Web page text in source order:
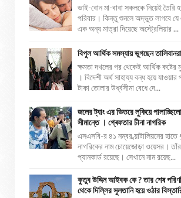
ভাই-বোন মা-বাবা সকলকে নিয়েই তৈরি
পরিবার। কিন্তু শুনলে অদ্ভুত লাগবে
এক অন্য মাত্রা দিয়েছে অস্ট্রেলিয়ার ...
বিপুল আর্থিক সমস্যায় ভুগছেন তালিবানরা
ক্ষমতা দখলের পর থেকেই আর্থিক কষ্টের
। বিদেশী অর্থ সাহায্য বন্ধ হয়ে
টাকা তোলার উর্ধ্বসীমা বেধে দে...
জলের ট্যাং এর ভিতরে লুকিয়ে
সীমান্তে । গ্ৰেফতার চীনা নাগরিক
এসএসবি-র ৪১ নম্বর ব্য়াটালিয়নের
নাগরিকের নাম চোয়েজোড়া ওয়েসর।
প্যানকার্ড রয়েছে। সেখানে নাম রয়েছ...
কুতুব উদ্দিন আইবক কে ? তার শেষ
থেকে দিল্লির সুলতানি হয়ে ওঠার